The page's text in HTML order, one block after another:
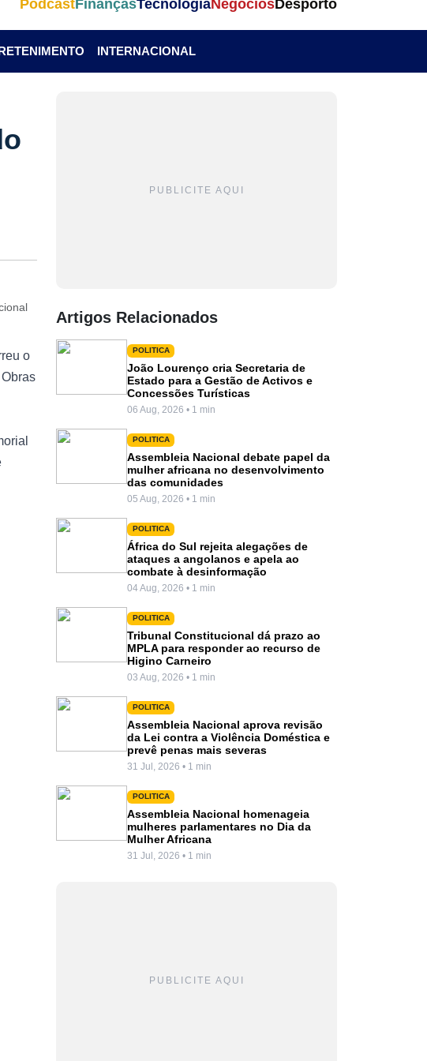
PodcastFinançasTecnologiaNegóciosDesporto
INTERNACIONAL
o
PUBLICITE AQUI
Artigos Relacionados
POLITICA
João Lourenço cria Secretaria de
Estado para a Gestão de Activos e
Concessões Turísticas
06 Aug, 2026 • 1 min
POLITICA
Assembleia Nacional debate papel da
mulher africana no desenvolvimento
das comunidades
05 Aug, 2026 • 1 min
POLITICA
África do Sul rejeita alegações de
ataques a angolanos e apela ao
combate à desinformação
04 Aug, 2026 • 1 min
POLITICA
Tribunal Constitucional dá prazo ao
MPLA para responder ao recurso de
Higino Carneiro
03 Aug, 2026 • 1 min
POLITICA
Assembleia Nacional aprova revisão
da Lei contra a Violência Doméstica e
prevê penas mais severas
31 Jul, 2026 • 1 min
POLITICA
Assembleia Nacional homenageia
mulheres parlamentares no Dia da
Mulher Africana
31 Jul, 2026 • 1 min
PUBLICITE AQUI